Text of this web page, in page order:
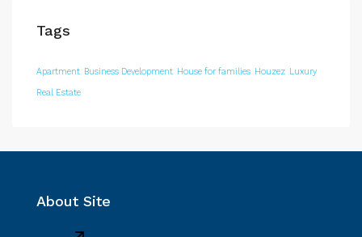
Tags
Apartment Business Development House for families Houzez Luxury
Real Estate
About Site